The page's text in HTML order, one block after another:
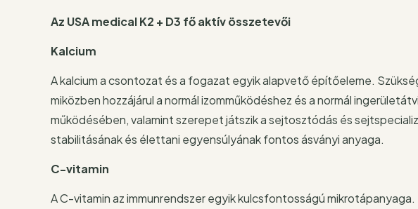
Az USA medical K2 + D3 fő aktív összetevői
Kalcium
A kalcium a csontozat és a fogazat egyik alapvető építőeleme.
miközben hozzájárul a normál izomműködéshez és a normál
működésében, valamint szerepet játszik a sejtosztódás és
stabilitásának és élettani egyensúlyának fontos ásványi anyaga.
C-vitamin
A C-vitamin az immunrendszer egyik kulcsfontosságú